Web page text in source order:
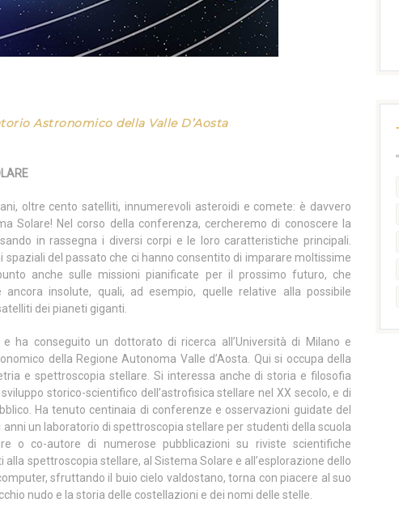
Astronomico della Valle D’Aosta
oltre cento satelliti, innumerevoli asteroidi e comete: è davvero
Solare! Nel corso della conferenza, cercheremo di conoscere la
in rassegna i diversi corpi e le loro caratteristiche principali.
spaziali del passato che ci hanno consentito di imparare moltissime
anche sulle missioni pianificate per il prossimo futuro, che
insolute, quali, ad esempio, quelle relative alla possibile
dei pianeti giganti.
ha conseguito un dottorato di ricerca all’Università di Milano e
della Regione Autonoma Valle d’Aosta. Qui si occupa della
e spettroscopia stellare. Si interessa anche di storia e filosofia
storico-scientifico dell’astrofisica stellare nel XX secolo, e di
Ha tenuto centinaia di conferenze e osservazioni guidate del
un laboratorio di spettroscopia stellare per studenti della scuola
o co-autore di numerose pubblicazioni su riviste scientifiche
spettroscopia stellare, al Sistema Solare e all’esplorazione dello
sfruttando il buio cielo valdostano, torna con piacere al suo
nudo e la storia delle costellazioni e dei nomi delle stelle.